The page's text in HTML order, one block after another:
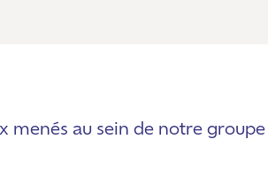
menés au sein de notre